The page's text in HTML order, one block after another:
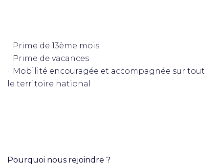
· Prime de 13ème mois
· Prime de vacances
· Mobilité encouragée et accompagnée sur tout
le territoire national
Pourquoi nous rejoindre ?